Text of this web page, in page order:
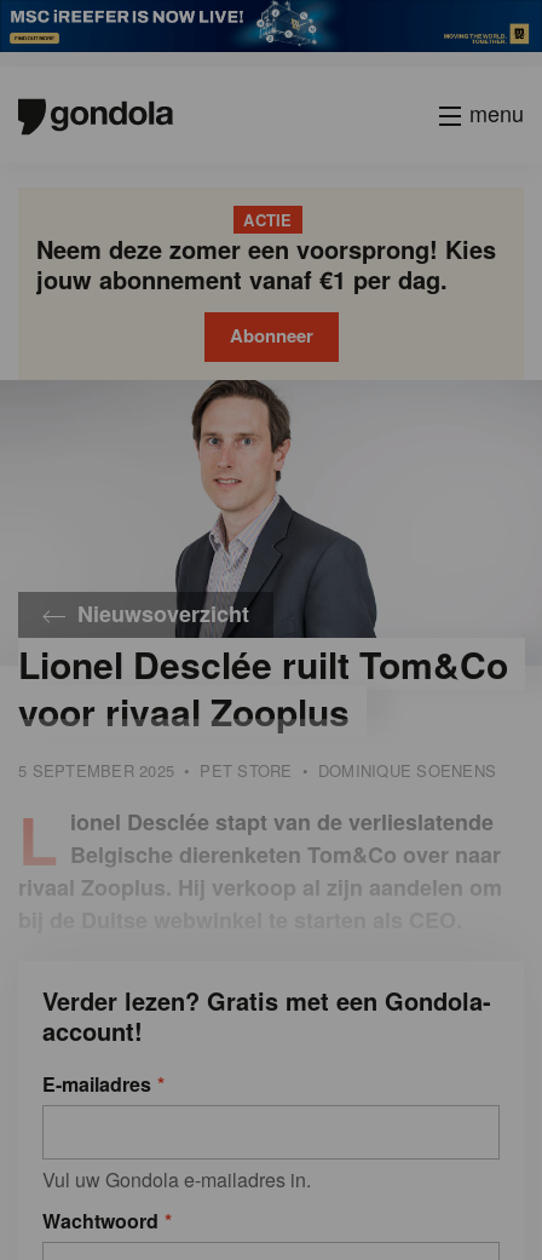
menu
ACTIE
Neem deze zomer een voorsprong! Kies
jouw abonnement vanaf €1 per dag.
Abonneer
Nieuwsoverzicht
Lionel Desclée ruilt Tom&Co
voor rivaal Zooplus
5 SEPTEMBER 2025 • PET STORE • DOMINIQUE SOENENS
Desclée
L ionel Desclée stapt van de verlieslatende
Belgische dierenketen Tom&Co over naar
rivaal Zooplus. Hij verkoop al zijn aandelen om
Verder lezen? Gratis met een Gondola-
account!
E-mailadres
Vul uw Gondola e-mailadres in.
Wachtwoord